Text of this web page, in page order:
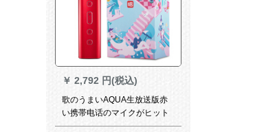
￥ 2,792 円(税込)
歌のうまいAQUA生放送版赤
い携帯电话のマイクがヒット
して歌を歌ってくれます。ア